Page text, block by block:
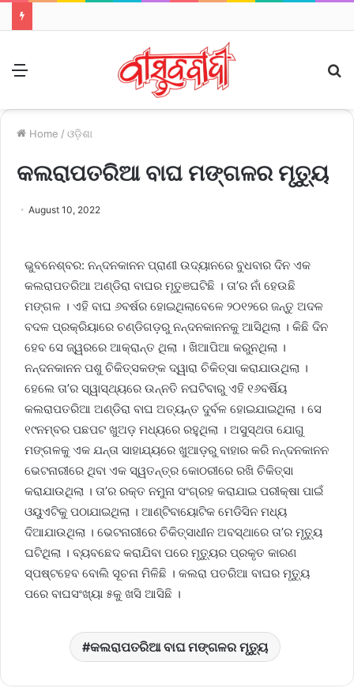
Home / ଓଡ଼ିଶା
କଲରାପତରିଆ ବାଘ ମଙ୍ଗଳର ମୃତ୍ୟୁ
August 10, 2022
ଭୁବନେଶ୍ବର: ନନ୍ଦନକାନନ ପ୍ରାଣୀ ଉଦ୍ୟାନରେ ବୁଧବାର ଦିନ ଏକ
କଲରାପତରିଆ ଅଣ୍ଡିରା ବାଘର ମୃତୁଞଘଟିଛି । ତା’ର ନାଁ ହେଉଛି
ମଙ୍ଗଳ । ଏହି ବାଘ ୬ବର୍ଷର ହୋଇଥିଲାବେଳେ ୨୦୧୨ରେ ଜନ୍ତୁ ଅଦଳ
ବଦଳ ପ୍ରକ୍ରିୟାରେ ଚଣ୍ଡିଗଡ଼ରୁ ନନ୍ଦନକାନନକୁ ଆସିଥିଲା । କିଛି ଦିନ
ହେବ ସେ ଜ୍ୱରରେ ଆକ୍ରାନ୍ତ ଥିଲା । ଖିଆପିଆ କରୁନଥିଲା ।
ନନ୍ଦନକାନନ ପଶୁ ଚିକିତ୍ସକଙ୍କ ଦ୍ୱାରା ଚିକିତ୍ସା କରାଯାଉଥିଲା ।
ହେଲେ ତା’ର ସ୍ୱାସ୍ଥ୍ୟରେ ଉନ୍ନତି ନଘଟିବାରୁ ଏହି ୧୬ବର୍ଷିୟ
କଲରାପତରିଆ ଅଣ୍ଡିରା ବାଘ ଅତ୍ୟନ୍ତ ଦୁର୍ବଳ ହୋଇଯାଇଥିଲା । ସେ
୧୯ନମ୍ବର ପଛପଟ ଖୁଅଡ଼ ମଧ୍ୟରେ ରହୁଥିଲା । ଅସୁସ୍ଥତା ଯୋଗୁ
ମଙ୍ଗଳକୁ ଏକ ଯନ୍ତା ସାହାଯ୍ୟରେ ଖୁଆଡ଼ରୁ ବାହାର କରି ନନ୍ଦନକାନନ
ଭେଟନାରୀରେ ଥିବା ଏକ ସ୍ୱତନ୍ତ୍ର କୋଠରୀରେ ରଖି ଚିକିତ୍ସା
କରାଯାଉଥିଲା । ତା’ର ରକ୍ତ ନମୁନା ସଂଗ୍ରହ କରାଯାଇ ପରୀକ୍ଷା ପାଇଁ
ଓୟୁଏଟିକୁ ପଠାଯାଇଥିଲା । ଆଣ୍ଟିବାୟୋଟିକ ମେଡିସିନ ମଧ୍ୟ
ଦିଆଯାଉଥିଲା । ଭେଟନାରୀରେ ଚିକିତ୍ସାଧୀନ ଅବସ୍ଥାରେ ତା’ର ମୃତ୍ୟୁ
ଘଟିଥିଲା । ବ୍ୟବଛେଦ କରାଯିବା ପରେ ମୃତ୍ୟୁର ପ୍ରକୃତ କାରଣ
ସ୍ପଷ୍ଟହେବ ବୋଲି ସୂଚନା ମିଳିଛି । କଲରା ପତରିଆ ବାଘର ମୃତ୍ୟୁ
ପରେ ବାଘସଂଖ୍ୟା ୫କୁ ଖସି ଆସିଛି ।
କଲରାପତରିଆ ବାଘ ମଙ୍ଗଳର ମୃତ୍ୟୁ